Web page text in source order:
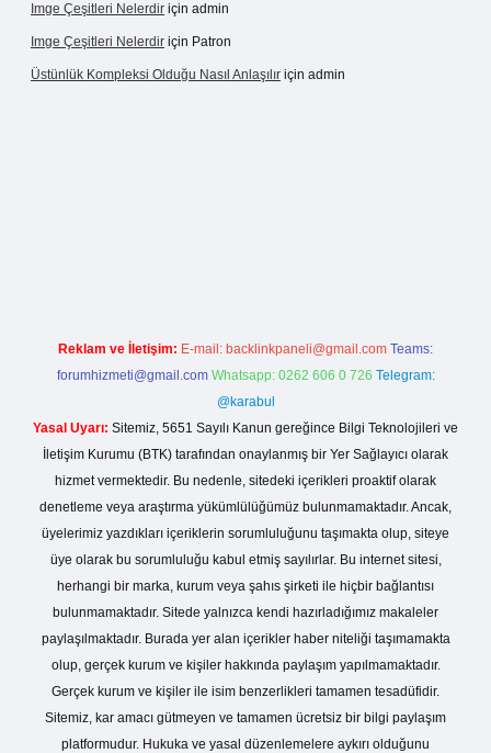
Imge Çeşitleri Nelerdir için admin
Imge Çeşitleri Nelerdir için Patron
Üstünlük Kompleksi Olduğu Nasıl Anlaşılır için admin
Reklam ve İletişim: E-mail: backlinkpaneli@gmail.com Teams:
forumhizmeti@gmail.com Whatsapp: 0262 606 0 726 Telegram:
@karabul
Yasal Uyarı: Sitemiz, 5651 Sayılı Kanun gereğince Bilgi Teknolojileri ve
İletişim Kurumu (BTK) tarafından onaylanmış bir Yer Sağlayıcı olarak
hizmet vermektedir. Bu nedenle, sitedeki içerikleri proaktif olarak
denetleme veya araştırma yükümlülüğümüz bulunmamaktadır. Ancak,
üyelerimiz yazdıkları içeriklerin sorumluluğunu taşımakta olup, siteye
üye olarak bu sorumluluğu kabul etmiş sayılırlar. Bu internet sitesi,
herhangi bir marka, kurum veya şahıs şirketi ile hiçbir bağlantısı
bulunmamaktadır. Sitede yalnızca kendi hazırladığımız makaleler
paylaşılmaktadır. Burada yer alan içerikler haber niteliği taşımamakta
olup, gerçek kurum ve kişiler hakkında paylaşım yapılmamaktadır.
Gerçek kurum ve kişiler ile isim benzerlikleri tamamen tesadüfidir.
Sitemiz, kar amacı gütmeyen ve tamamen ücretsiz bir bilgi paylaşım
platformudur. Hukuka ve yasal düzenlemelere aykırı olduğunu